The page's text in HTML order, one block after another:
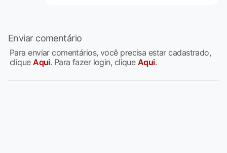
Enviar comentário
Para enviar comentários, você precisa estar cadastrado,
cliqueAqui. Para fazer login, clique Aqui.